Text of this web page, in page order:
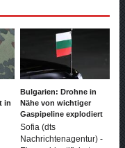
in
Bulgarien: Drohne in
Nähe von wichtiger
Gaspipeline explodiert
Sofia (dts
Nachrichtenagentur) -